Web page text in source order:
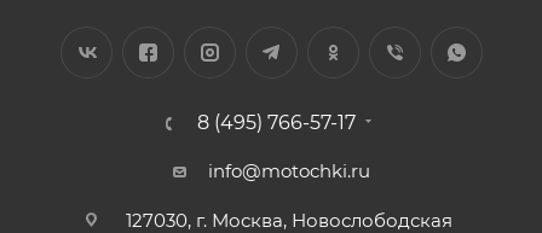
8 (495) 766-57-17
info@motochki.ru
127030, г. Москва, Новослободская